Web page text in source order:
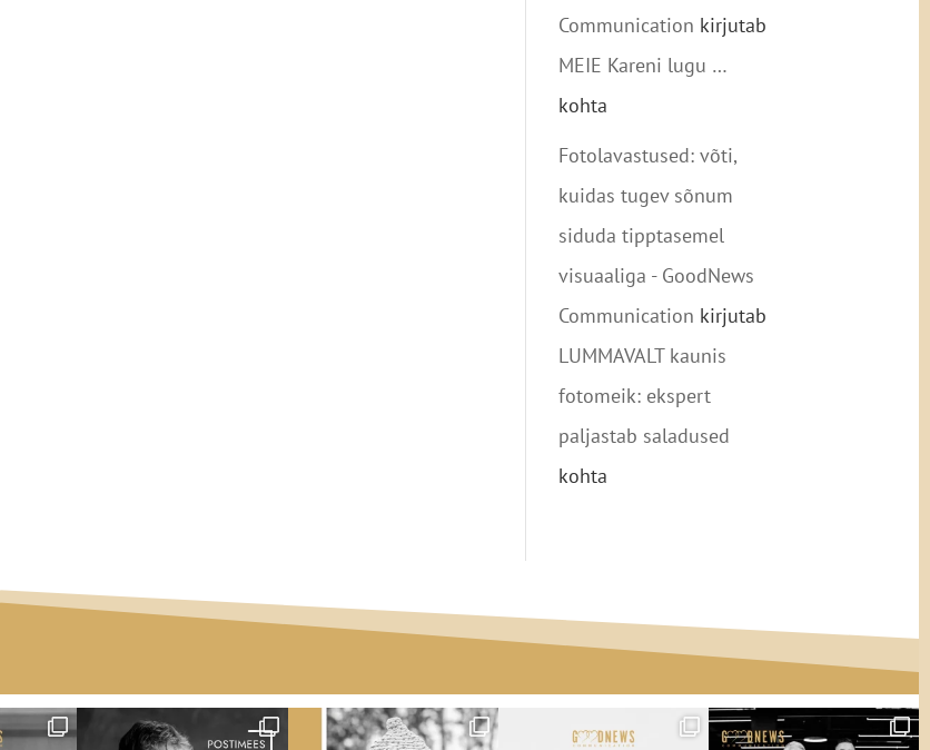
Communication kirjutab
MEIE Kareni lugu …
kohta
Fotolavastused: võti,
kuidas tugev sõnum
siduda tipptasemel
visuaaliga - GoodNews
Communication kirjutab
LUMMAVALT kaunis
fotomeik: ekspert
paljastab saladused
kohta